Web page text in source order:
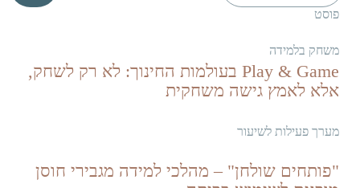
פוסט
משחק בלמידה
Play & Game בעולמות החינוך: לא רק לשחק,
אלא לאמץ גישה משחקית
מערך פעילות לשיעור
"פותחים שולחן" – מהלכי למידה מגבירי חוסן